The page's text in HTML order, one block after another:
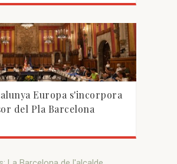
Europa s'incorpora
del Pla Barcelona